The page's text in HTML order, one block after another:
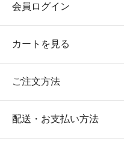
会員ログイン
カートを見る
ご注文方法
配送・お支払い方法